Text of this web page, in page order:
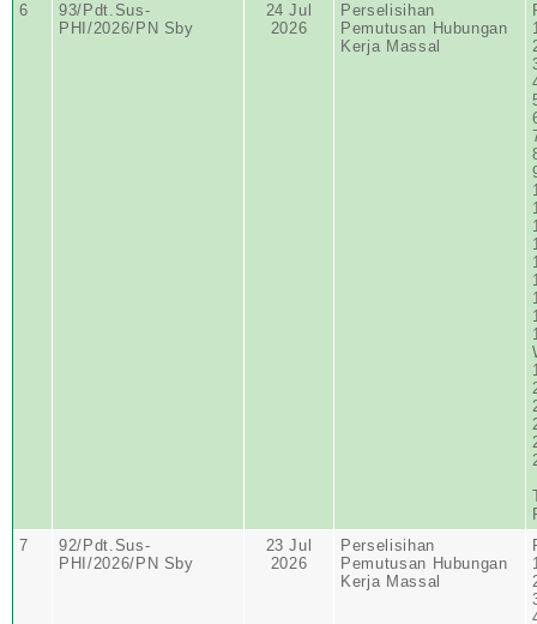
6
93/Pdt.Sus-
PHI/2026/PN Sby
24 Jul
2026
Perselisihan
Pemutusan Hubungan
Kerja Massal
7
92/Pdt.Sus-
PHI/2026/PN Sby
23 Jul
2026
Perselisihan
Pemutusan Hubungan
Kerja Massal